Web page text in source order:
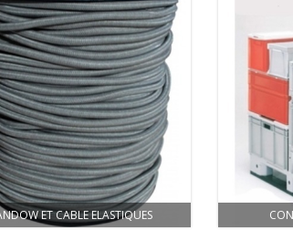
ET CABLE ELASTIQUES